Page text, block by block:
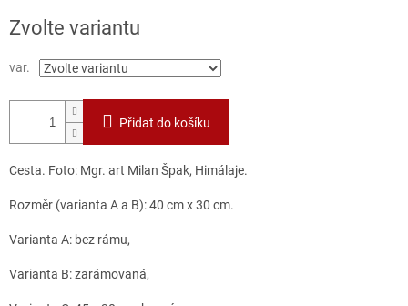
cena:
Zvolte variantu
var.
Přidat do košíku
Cesta. Foto: Mgr. art Milan Špak, Himálaje.
Rozměr (varianta A a B): 40 cm x 30 cm.
Varianta A: bez rámu,
Varianta B: zarámovaná,